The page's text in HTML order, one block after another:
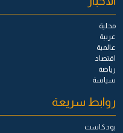
محلية
عربية
عالمية
اقتصاد
رياضة
سياسة
روابط سريعة
بودكاست